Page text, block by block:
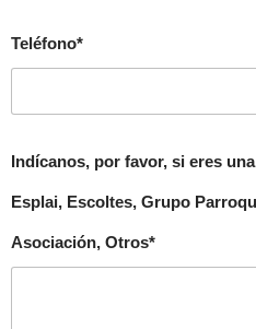
Teléfono*
Indícanos, por favor, si eres
Esplai, Escoltes, Grupo
Asociación, Otros*